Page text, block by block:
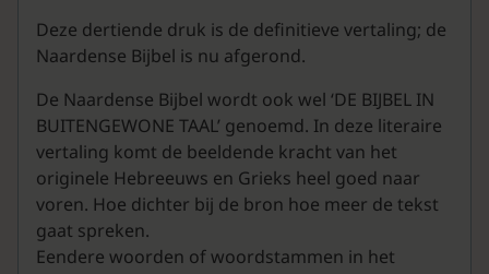
Deze dertiende druk is de definitieve vertaling; de
Naardense Bijbel is nu afgerond.
De Naardense Bijbel wordt ook wel ‘DE BIJBEL IN
BUITENGEWONE TAAL’ genoemd. In deze literaire
vertaling komt de beeldende kracht van het
originele Hebreeuws en Grieks heel goed naar
voren. Hoe dichter bij de bron hoe meer de tekst
gaat spreken.
Eendere woorden of woordstammen in het